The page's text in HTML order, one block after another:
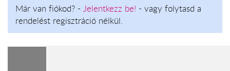
Már van fiókod? - Jelentkezz be! - vagy folytasd a
rendelést regisztráció nélkül.